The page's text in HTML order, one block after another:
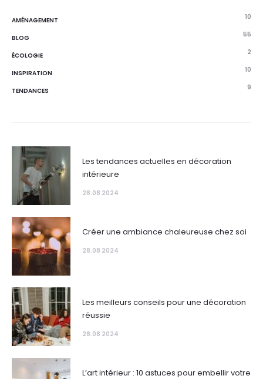
AMÉNAGEMENT 10
BLOG 55
ÉCOLOGIE 2
INSPIRATION 10
TENDANCES 9
Les tendances actuelles en décoration
intérieure
28.08 2024
Créer une ambiance chaleureuse chez soi
28.08 2024
Les meilleurs conseils pour une décoration
réussie
28.08 2024
L’art intérieur : 10 astuces pour embellir votre